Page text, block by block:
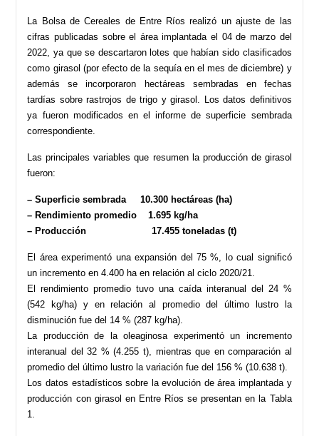
La Bolsa de Cereales de Entre Ríos realizó un ajuste de las
cifras publicadas sobre el área implantada el 04 de marzo del
2022, ya que se descartaron lotes que habían sido clasificados
como girasol (por efecto de la sequía en el mes de diciembre) y
además se incorporaron hectáreas sembradas en fechas
tardías sobre rastrojos de trigo y girasol. Los datos definitivos
ya fueron modificados en el informe de superficie sembrada
correspondiente.
Las principales variables que resumen la producción de girasol
fueron:
– Superficie sembrada 10.300 hectáreas (ha)
– Rendimiento promedio 1.695 kg/ha
– Producción 17.455 toneladas (t)
El área experimentó una expansión del 75 %, lo cual significó
un incremento en 4.400 ha en relación al ciclo 2020/21.
El rendimiento promedio tuvo una caída interanual del 24 %
(542 kg/ha) y en relación al promedio del último lustro la
disminución fue del 14 % (287 kg/ha).
La producción de la oleaginosa experimentó un incremento
interanual del 32 % (4.255 t), mientras que en comparación al
promedio del último lustro la variación fue del 156 % (10.638 t).
Los datos estadísticos sobre la evolución de área implantada y
producción con girasol en Entre Ríos se presentan en la Tabla
1.